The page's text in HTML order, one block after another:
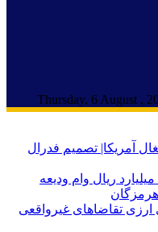
آمریکا| تصمیم فدرال
تسهیل در پرداخت بیش از ۲۲۰۰ میلیارد ریال وام ودیعه
تقاضاهای غیرواقعی